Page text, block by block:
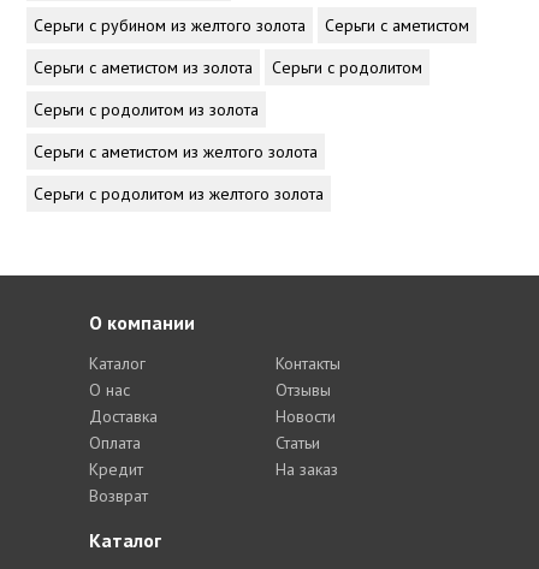
Серьги с рубином из желтого золота
Серьги с аметистом
Серьги с аметистом из золота
Серьги с родолитом
Серьги с родолитом из золота
Серьги с аметистом из желтого золота
Серьги с родолитом из желтого золота
Каталог
О компании
Каталог
О нас
Доставка
Оплата
Кредит
Возврат
Контакты
Отзывы
Новости
Статьи
На заказ